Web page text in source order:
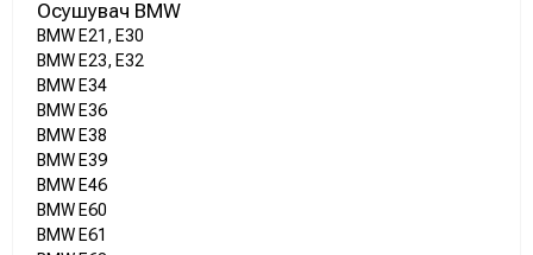
Осушувач BMW
BMW E21, E30
BMW E23, E32
BMW E34
BMW E36
BMW E38
BMW E39
BMW E46
BMW E60
BMW E61